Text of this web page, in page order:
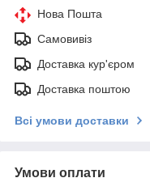
Нова Пошта
Самовивіз
Доставка кур'єром
Доставка поштою
Всі умови доставки
Умови оплати